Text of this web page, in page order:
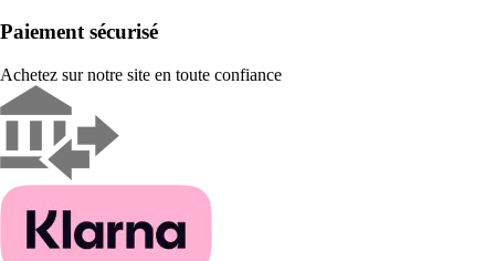
Paiement sécurisé
Achetez sur notre site en toute confiance